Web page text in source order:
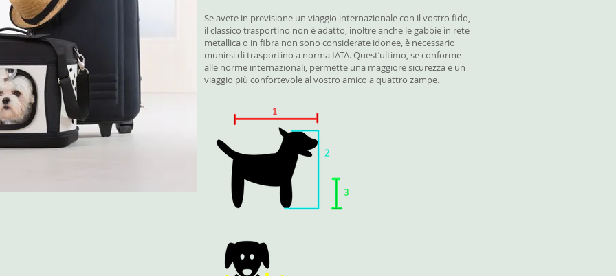
Se avete in previsione un viaggio internazionale con il vostro fido,
il classico trasportino non è adatto, inoltre anche le gabbie in rete
metallica o in fibra non sono considerate idonee, è necessario
munirsi di trasportino a norma IATA. Quest’ultimo, se conforme
alle norme internazionali, permette una maggiore sicurezza e un
viaggio più confortevole al vostro amico a quattro zampe.